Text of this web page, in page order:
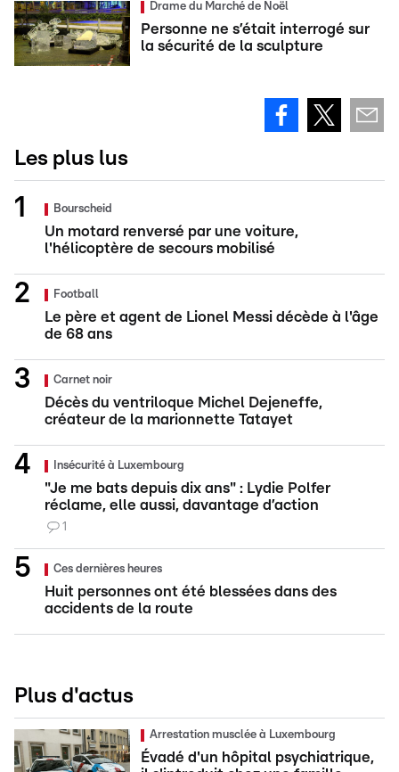
Drame du Marché de Noël
Personne ne s’était interrogé sur
la sécurité de la sculpture
Les plus lus
Bourscheid
Un motard renversé par une voiture,
l'hélicoptère de secours mobilisé
Football
Le père et agent de Lionel Messi décède à l'âge
de 68 ans
Carnet noir
Décès du ventriloque Michel Dejeneffe,
créateur de la marionnette Tatayet
Insécurité à Luxembourg
"Je me bats depuis dix ans" : Lydie Polfer
réclame, elle aussi, davantage d’action
1
Ces dernières heures
Huit personnes ont été blessées dans des
accidents de la route
Plus d'actus
Arrestation musclée à Luxembourg
Évadé d'un hôpital psychiatrique,